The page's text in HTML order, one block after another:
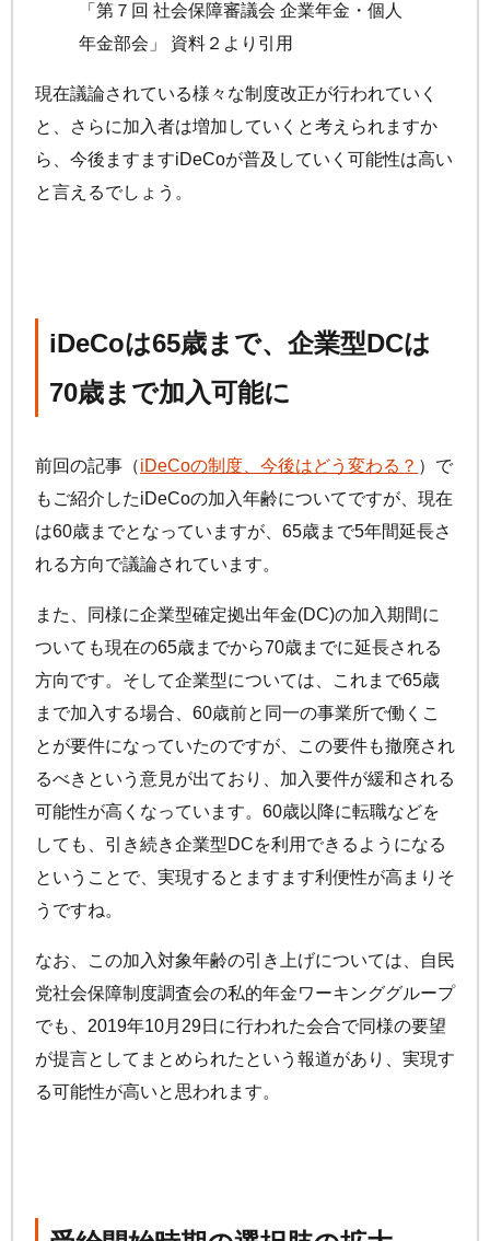
「第７回 社会保障審議会 企業年金・個人
年金部会」 資料２より引用
現在議論されている様々な制度改正が行われていく
と、さらに加入者は増加していくと考えられますか
ら、今後ますますiDeCoが普及していく可能性は高い
と言えるでしょう。
iDeCoは65歳まで、企業型DCは
70歳まで加入可能に
前回の記事（iDeCoの制度、今後はどう変わる？ ）で
もご紹介したiDeCoの加入年齢についてですが、現在
は60歳までとなっていますが、65歳まで5年間延長さ
れる方向で議論されています。
また、同様に企業型確定拠出年金(DC)の加入期間に
ついても現在の65歳までから70歳までに延長される
方向です。そして企業型については、これまで65歳
まで加入する場合、60歳前と同一の事業所で働くこ
とが要件になっていたのですが、この要件も撤廃され
るべきという意見が出ており、加入要件が緩和される
可能性が高くなっています。60歳以降に転職などを
しても、引き続き企業型DCを利用できるようになる
ということで、実現するとますます利便性が高まりそ
うですね。
なお、この加入対象年齢の引き上げについては、自民
党社会保障制度調査会の私的年金ワーキンググループ
でも、2019年10月29日に行われた会合で同様の要望
が提言としてまとめられたという報道があり、実現す
る可能性が高いと思われます。